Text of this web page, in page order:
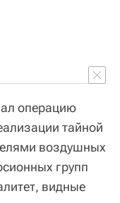
операцию
тайной
воздушных
групп
видные